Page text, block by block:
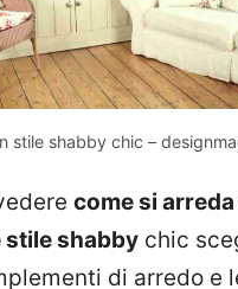
stile shabby chic –
come si
stile shabby chic
di arredo e